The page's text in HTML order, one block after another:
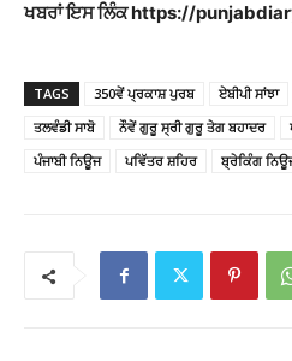
ਖਬਰਾਂ ਇਸ ਲਿੰਕ https://
TAGS 350ਵੇਂ ਪ੍ਰਕਾਸ਼ ਪੁਰਬ ਏਬੀਪੀ ਸਾਂਝਾ
ਤਲਵੰਡੀ ਸਾਬੋ
ਨੌਵੇਂ ਗੁਰੂ ਸ੍ਰੀ ਗੁਰੂ ਤੇਗ ਬਹਾਦਰ
ਪੰਜਾਬੀ ਨਿਊਜ
ਪਵਿੱਤਰ ਸ਼ਹਿਰ ਬ੍ਰੇਕਿੰਗ